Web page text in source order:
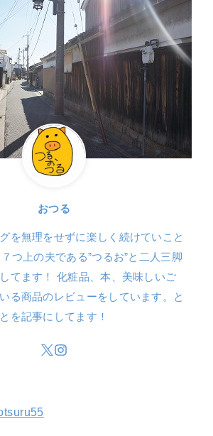
おつる
を無理をせずに楽しく続けていこと
つ上の夫である”つるお”と二人三脚
てます！ 化粧品、本、美味しいご
る商品のレビューをしています。と
を記事にしてます！